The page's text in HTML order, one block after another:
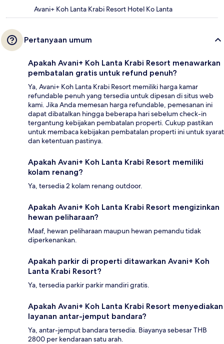
Avani+ Koh Lanta Krabi Resort Hotel Ko Lanta
Pertanyaan umum
Apakah Avani+ Koh Lanta Krabi Resort menawarkan
pembatalan gratis untuk refund penuh?
Ya, Avani+ Koh Lanta Krabi Resort memiliki harga kamar
refundable penuh yang tersedia untuk dipesan di situs web
kami. Jika Anda memesan harga refundable, pemesanan ini
dapat dibatalkan hingga beberapa hari sebelum check-in
tergantung kebijakan pembatalan properti. Cukup pastikan
untuk membaca kebijakan pembatalan properti ini untuk syarat
dan ketentuan pastinya.
Apakah Avani+ Koh Lanta Krabi Resort memiliki
kolam renang?
Ya, tersedia 2 kolam renang outdoor.
Apakah Avani+ Koh Lanta Krabi Resort mengizinkan
hewan peliharaan?
Maaf, hewan peliharaan maupun hewan pemandu tidak
diperkenankan.
Apakah parkir di properti ditawarkan Avani+ Koh
Lanta Krabi Resort?
Ya, tersedia parkir parkir mandiri gratis.
Apakah Avani+ Koh Lanta Krabi Resort menyediakan
layanan antar-jemput bandara?
Ya, antar-jemput bandara tersedia. Biayanya sebesar THB
2800 per kendaraan satu arah.